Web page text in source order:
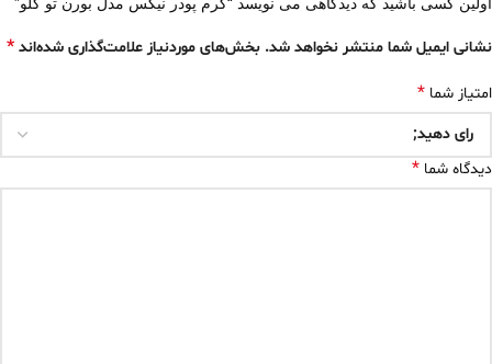
نشانی ایمیل شما منتشر نخواهد شد. بخش‌های موردنیاز علامت‌گذاری شده‌اند *
امتیاز شما *
دیدگاه شما *